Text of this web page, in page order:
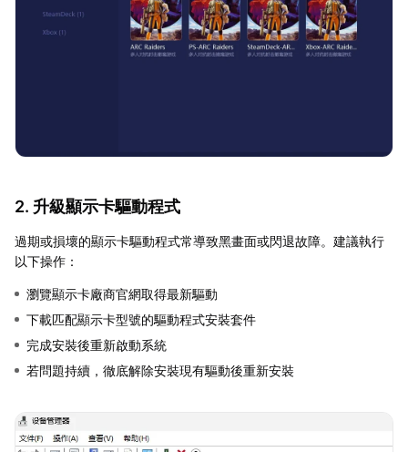
2. 升級顯示卡驅動程式
過期或損壞的顯示卡驅動程式常導致黑畫面或閃退故障。建議執行
以下操作：
瀏覽顯示卡廠商官網取得最新驅動
下載匹配顯示卡型號的驅動程式安裝套件
完成安裝後重新啟動系統
若問題持續，徹底解除安裝現有驅動後重新安裝